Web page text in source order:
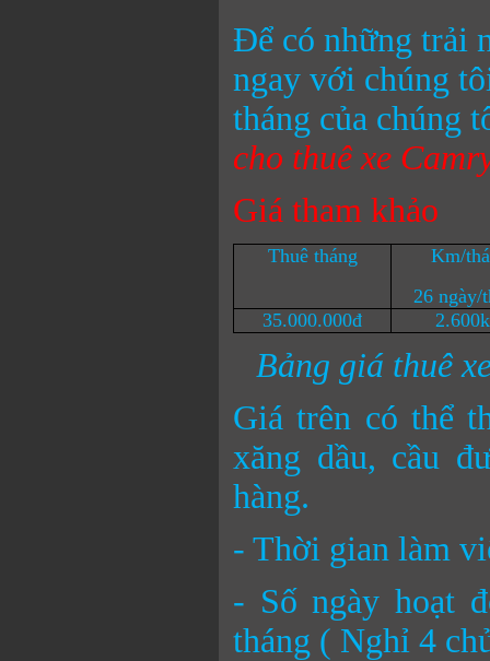
Để có những trải
ngay với chúng
tháng của chúng
cho thuê xe
Giá tham khảo
Thuê tháng
Km/
26 ngày/
35.000.000đ
Bảng giá thuê
Giá trên có thể
xăng dầu, cầu
hàng.
- Thời gian làm
- Số ngày hoạt
tháng ( Nghỉ 4